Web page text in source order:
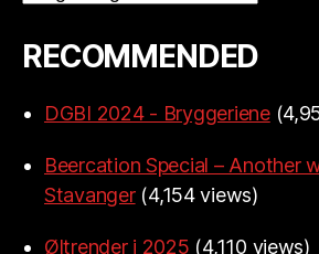
RECOMMENDED
DGBI 2024 - Bryggeriene
Beercation Special – Another
Stavanger (4,154 views)
Øltrender i 2025 (4,110 views)